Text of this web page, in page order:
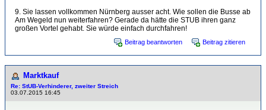
9. Sie lassen vollkommen Nürnberg ausser acht. Wie sollen die Busse ab
Am Wegeld nun weiterfahren? Gerade da hätte die STUB ihren ganz
großen Vortel gehabt. Sie würde einfach durchfahren!
Beitrag beantworten Beitrag zitieren
Marktkauf
Re: StUB-Verhinderer, zweiter Streich
03.07.2015 16:45